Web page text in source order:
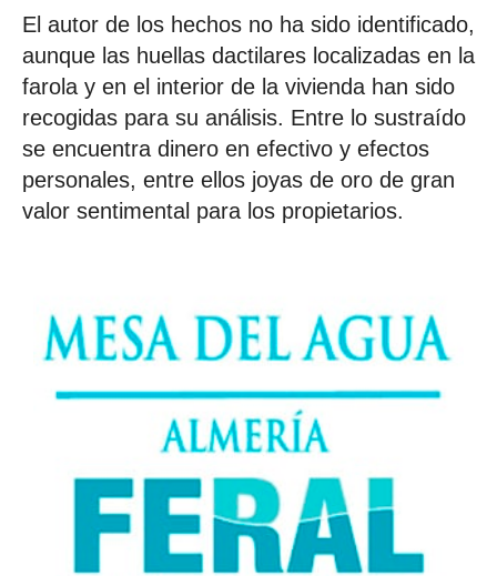
El autor de los hechos no ha sido identificado,
aunque las huellas dactilares localizadas en la
farola y en el interior de la vivienda han sido
recogidas para su análisis. Entre lo sustraído
se encuentra dinero en efectivo y efectos
personales, entre ellos joyas de oro de gran
valor sentimental para los propietarios.